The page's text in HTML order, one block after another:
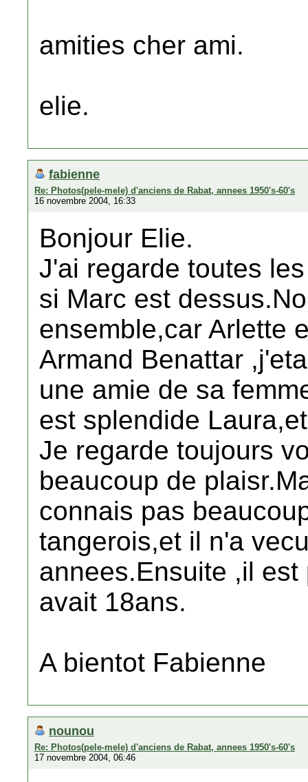
amities cher ami.
elie.
fabienne
Re: Photos(pele-mele) d'anciens de Rabat, annees 1950's-60's
16 novembre 2004, 16:33
Bonjour Elie.
J'ai regarde toutes
si Marc est
ensemble,car Arlette
Armand Benattar
une amie de sa
est splendide
Je regarde toujours
beaucoup de
connais pas
tangerois,et il n'a
annees.Ensuite ,il
avait 18ans.
A bientot Fabienne
nounou
Re: Photos(pele-mele) d'anciens de Rabat, annees 1950's-60's
17 novembre 2004, 06:46